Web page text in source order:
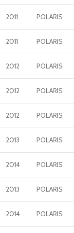
2011 POLARIS
2011 POLARIS
2012 POLARIS
2012 POLARIS
2012 POLARIS
2013 POLARIS
2014 POLARIS
2013 POLARIS
2014 POLARIS